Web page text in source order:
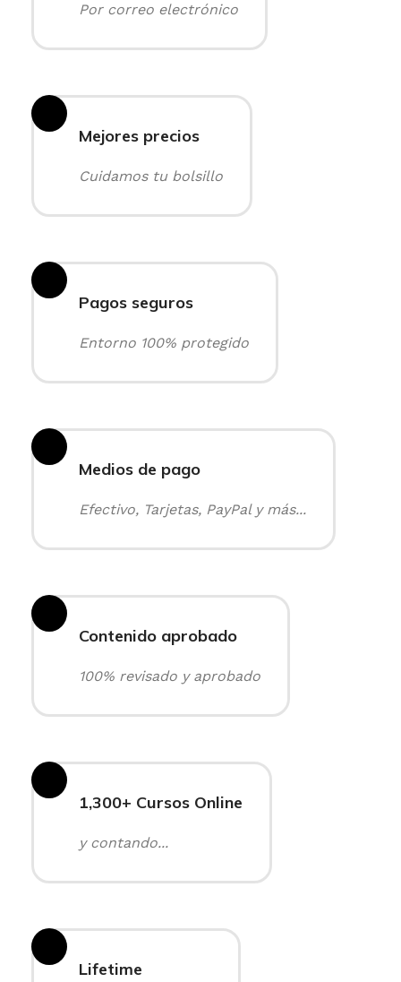
Por correo electrónico
Mejores precios
Cuidamos tu bolsillo
Pagos seguros
Entorno 100% protegido
Medios de pago
Efectivo, Tarjetas, PayPal y más...
Contenido aprobado
100% revisado y aprobado
1,300+ Cursos Online
y contando...
Lifetime